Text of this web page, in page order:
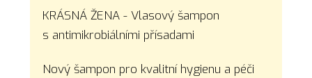
KRÁSNÁ ŽENA - Vlasový šampon
s antimikrobiálními přísadami
Nový šampon pro kvalitní hygienu a péči